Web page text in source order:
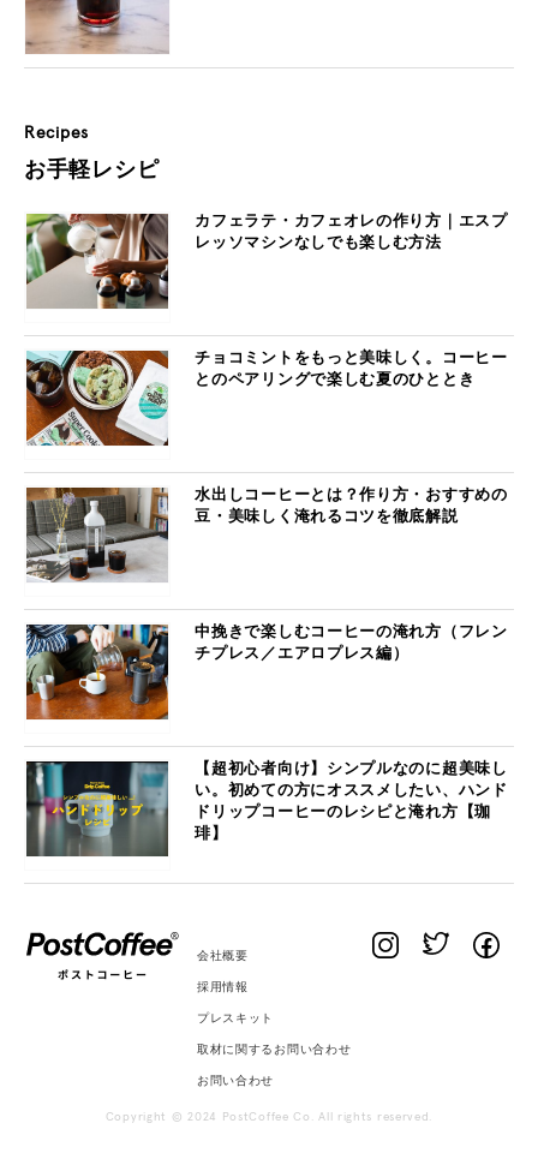
Recipes
お手軽レシピ
カフェラテ・カフェオレの作り方｜エスプ
レッソマシンなしでも楽しむ方法
チョコミントをもっと美味しく。コーヒー
とのペアリングで楽しむ夏のひととき
水出しコーヒーとは？作り方・おすすめの
豆・美味しく淹れるコツを徹底解説
中挽きで楽しむコーヒーの淹れ方（フレン
チプレス／エアロプレス編）
【超初心者向け】シンプルなのに超美味し
い。初めての方にオススメしたい、ハンド
ドリップコーヒーのレシピと淹れ方【珈
琲】
会社概要
採用情報
プレスキット
取材に関するお問い合わせ
お問い合わせ
Copyright © 2024 PostCoffee Co. All rights reserved.